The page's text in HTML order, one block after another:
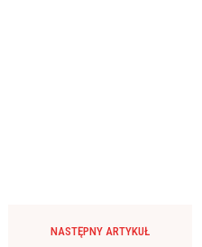
NASTĘPNY ARTYKUŁ